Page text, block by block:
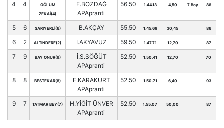
4 4
OĞLUM
ZEKAİ(4)
E.BOZDAĞ
APApranti
56.50 1.44.13 4,50 7 Boy 86
5 6 SARIYERLİ(6) B.AKÇAY 55.50 1.45.68 30,45 86
6 2 ALTINDERE(2) İ.AKYAVUZ 59.50 1.47.71 12,70 87
7 9 BAY ONUR(9)
İ.S.SÖĞÜT
APApranti
52.50 1.50.41 12,70 70
8 8 BESTEKAR(8)
F.KARAKURT
APApranti
52.50 1.50.71 6,40 93
9 7 TATMAR BEY(7)
H.YİĞİT ÜNVER
APApranti
52.50 1.55.07 50,00 87